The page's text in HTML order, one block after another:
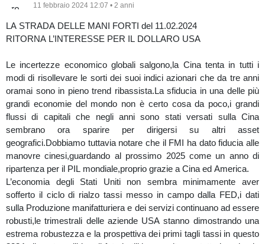
11 febbraio 2024 12:07 • 2 anni
LA STRADA DELLE MANI FORTI del 11.02.2024
RITORNA L’INTERESSE PER IL DOLLARO USA
Le incertezze economico globali salgono,la Cina tenta in tutti i
modi di risollevare le sorti dei suoi indici azionari che da tre anni
oramai sono in pieno trend ribassista.La sfiducia in una delle più
grandi economie del mondo non è certo cosa da poco,i grandi
flussi di capitali che negli anni sono stati versati sulla Cina
sembrano ora sparire per dirigersi su altri asset
geografici.Dobbiamo tuttavia notare che il FMI ha dato fiducia alle
manovre cinesi,guardando al prossimo 2025 come un anno di
ripartenza per il PIL mondiale,proprio grazie a Cina ed America.
L’economia degli Stati Uniti non sembra minimamente aver
sofferto il ciclo di rialzo tassi messo in campo dalla FED,i dati
sulla Produzione manifatturiera e dei servizi continuano ad essere
robusti,le trimestrali delle aziende USA stanno dimostrando una
estrema robustezza e la prospettiva dei primi tagli tassi in questo